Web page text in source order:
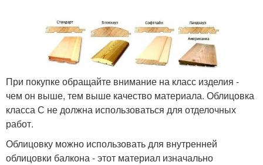
При покупке обращайте внимание на класс изделия -
чем он выше, тем выше качество материала. Облицовка
класса С не должна использоваться для отделочных
работ.
Облицовку можно использовать для внутренней
облицовки балкона - этот материал изначально